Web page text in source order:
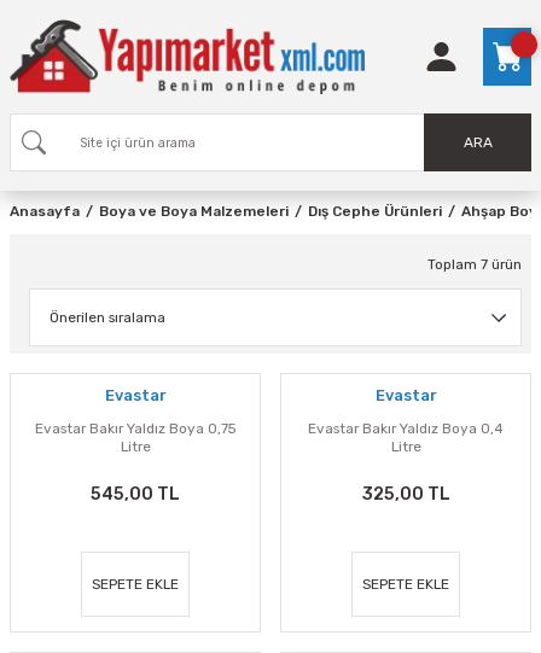
ARA
Anasayfa Boya ve Boya Malzemeleri Dış Cephe Ürünleri Ahşap
Toplam 7 ürün
Evastar
Evastar Bakır Yaldız Boya 0,75
Litre
545,00 TL
SEPETE EKLE
Evastar
Evastar Bakır Yaldız Boya 0,4
Litre
325,00 TL
SEPETE EKLE